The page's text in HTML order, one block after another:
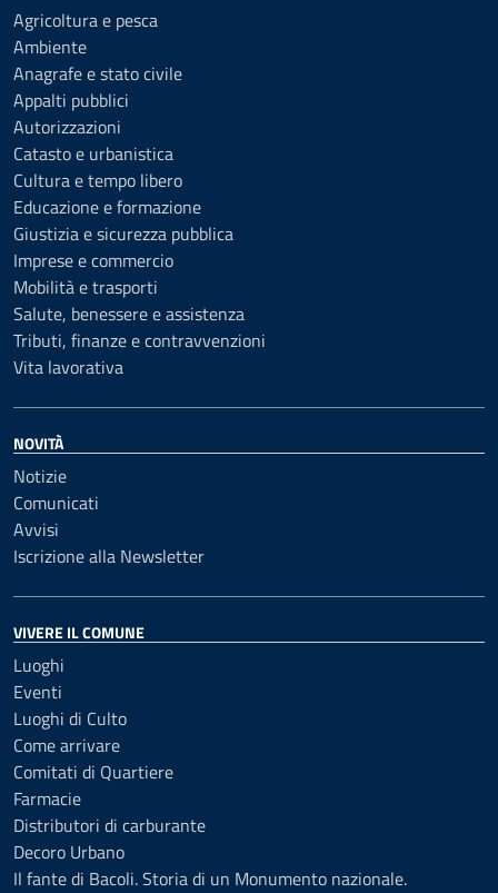
Agricoltura e pesca
Ambiente
Anagrafe e stato civile
Appalti pubblici
Autorizzazioni
Catasto e urbanistica
Cultura e tempo libero
Educazione e formazione
Giustizia e sicurezza pubblica
Imprese e commercio
Mobilità e trasporti
Salute, benessere e assistenza
Tributi, finanze e contravvenzioni
Vita lavorativa
NOVITÀ
Notizie
Comunicati
Avvisi
Iscrizione alla Newsletter
VIVERE IL COMUNE
Luoghi
Eventi
Luoghi di Culto
Come arrivare
Comitati di Quartiere
Farmacie
Distributori di carburante
Decoro Urbano
Il fante di Bacoli. Storia di un Monumento nazionale.